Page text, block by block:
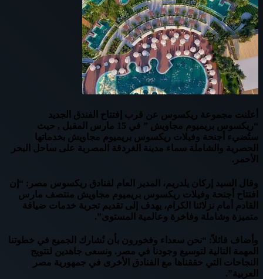
أعلنت مجموعة ريكسوس عن قرب إفتتاح الفندق الجديد
“ريكسوس بريميوم مجاويش ” في 15 مارس المقبل , حيث
ستُضيء أجنحة وفيلات ريكسوس بريميوم مجاويش بخدماتها
الحصرية والشاملة سماء مدينة الغردقة المصرية على ساحل البحر
الأحمر.
وقال السيد إركان يلدريم، المدير العام لفنادق ريكسوس مصر: “إن
افتتاح أجنحة وفيلات ريكسوس بريميوم مجاويش منتصف مارس
القادم أمام نزلائنا الكرام، يهدف إلى تقديم تجربة خدمات ضيافة
متميزة وشاملة وفاخرة وعالمية المستوى”.
وأضاف قائلاً: “نحن سعداء وفخورون بأن نُشارك الجميع في خطوتنا
المهمة التالية لتوسيع وجودنا في مصر. ونسعى جاهدين لتتويج
النجاحات التي حققناها مع الفنادق الأخرى في جمهورية مصر
العربية”.